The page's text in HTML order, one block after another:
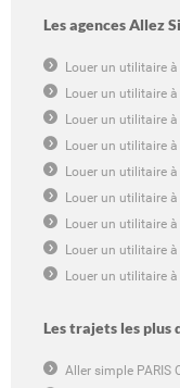
Les agences Allez
Louer un utilitaire à
Louer un utilitaire à
Louer un utilitaire à
Louer un utilitaire à
Louer un utilitaire à
Louer un utilitaire à
Louer un utilitaire à
Louer un utilitaire à
Louer un utilitaire à
Les trajets les plus
Aller simple PARIS